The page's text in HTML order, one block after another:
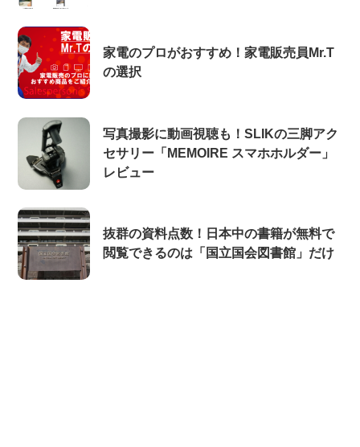
家電のプロがおすすめ！家電販売員Mr.T
の選択
写真撮影に動画視聴も！SLIKの三脚アク
セサリー「MEMOIRE スマホホルダー」
レビュー
抜群の資料点数！日本中の書籍が無料で
閲覧できるのは「国立国会図書館」だけ